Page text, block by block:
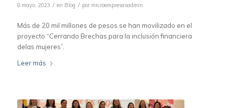
8 mayo, 2023 / en Blog / por microempresasadmin
Más de 20 mil millones de pesos se han movilizado en el
proyecto “Cerrando Brechas para la inclusión financiera
delas mujeres”.
Leer más